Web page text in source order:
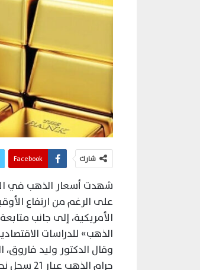
شارك Facebook
شهدت أسعار الذهب في
على الرغم من ارتفاع
الأمريكية، إلى جانب
الذهب» للدراسات
وقال الدكتور وليد